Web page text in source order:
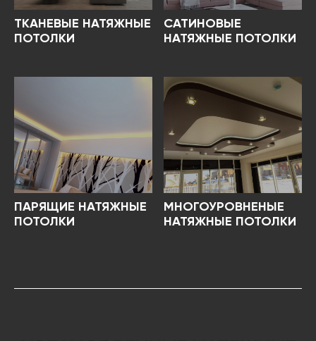
ТКАНЕВЫЕ НАТЯЖНЫЕ
ПОТОЛКИ
САТИНОВЫЕ
НАТЯЖНЫЕ ПОТОЛКИ
ПАРЯЩИЕ НАТЯЖНЫЕ
ПОТОЛКИ
МНОГОУРОВНЕНЫЕ
НАТЯЖНЫЕ ПОТОЛКИ